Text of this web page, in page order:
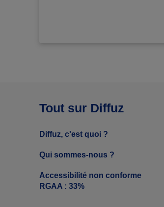
Tout sur Diffuz
Diffuz, c'est quoi ?
Qui sommes-nous ?
Accessibilité non conforme
RGAA : 33%